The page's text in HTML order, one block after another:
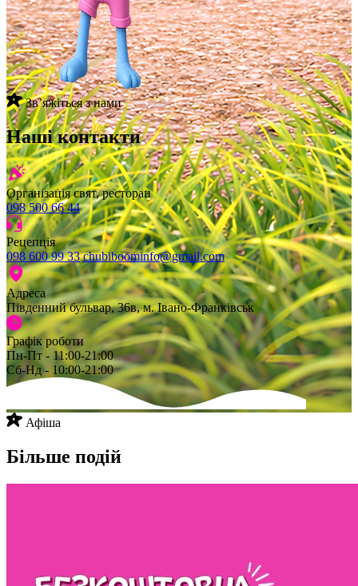
Звʼяжіться з нами
Наші контакти
Організація свят, ресторан
098 500 66 44
Рецепція
098 600 99 33 chubiboominfo@gmail.com
Адреса
Південний бульвар, 36в, м. Івано-Франківськ
Графік роботи
Пн-Пт - 11:00-21:00
Сб-Нд - 10:00-21:00
Афіша
Більше подій